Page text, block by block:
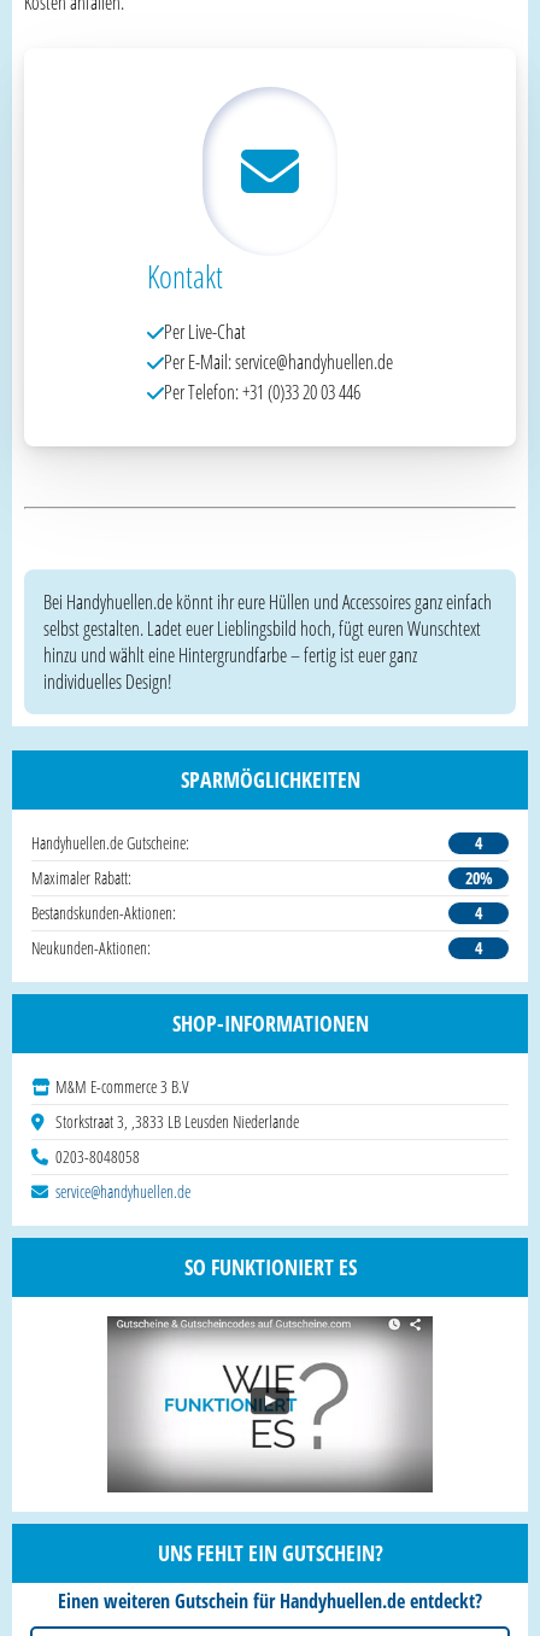
Kontakt
Per Live-Chat
Per E-Mail: service@handyhuellen.de
Per Telefon: +31 (0)33 20 03 446
Bei Handyhuellen.de könnt ihr eure Hüllen und Accessoires ganz einfach
selbst gestalten. Ladet euer Lieblingsbild hoch, fügt euren Wunschtext
hinzu und wählt eine Hintergrundfarbe – fertig ist euer ganz
individuelles Design!
SPARMÖGLICHKEITEN
Handyhuellen.de Gutscheine:
4
Maximaler Rabatt:
20%
Bestandskunden-Aktionen:
4
Neukunden-Aktionen:
4
SHOP-INFORMATIONEN
M&M E-commerce 3 B.V
Storkstraat 3, ,3833 LB Leusden Niederlande
0203-8048058
service@handyhuellen.de
SO FUNKTIONIERT ES
UNS FEHLT EIN GUTSCHEIN?
Einen weiteren Gutschein für Handyhuellen.de entdeckt?